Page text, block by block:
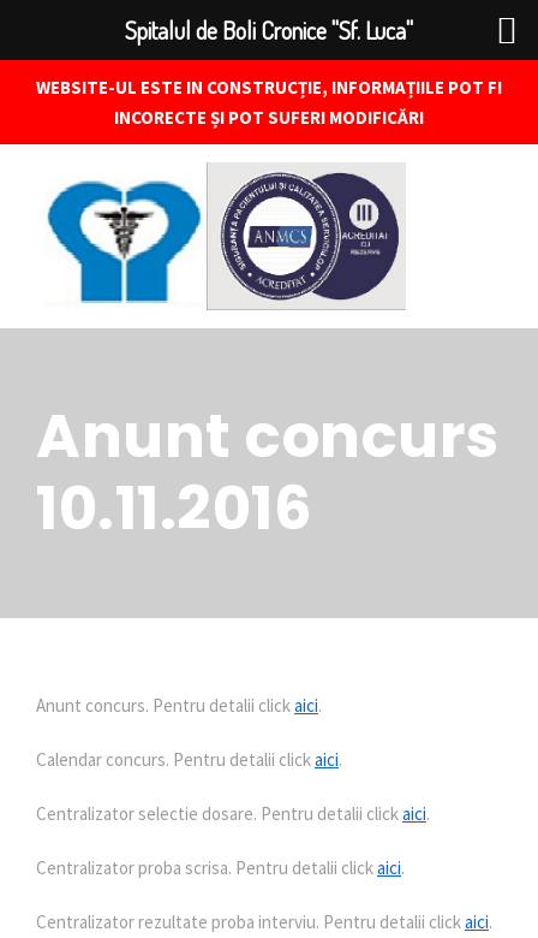
WEBSITE-UL ESTE IN CONSTRUCȚIE, INFORMAȚIILE POT FI
INCORECTE ȘI POT SUFERI MODIFICĂRI
Anunt concurs
10.11.2016
Anunt concurs. Pentru detalii clickaici.
Calendar concurs. Pentru detalii clickaici.
Centralizator selectie dosare. Pentru detalii clickaici.
Centralizator proba scrisa. Pentru detalii clickaici.
Centralizator rezultate proba interviu. Pentru detalii clickaici.
Spitalul de Boli Cronice "Sf. Luca"